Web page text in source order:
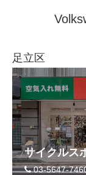
サービス全般
修理・メンテ
盗難保証
足立区
サイクルス
03-5647-